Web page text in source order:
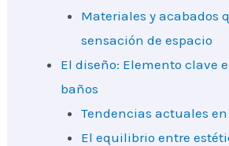
Materiales y acabados
sensación de espacio
El diseño: Elemento clave
baños
Tendencias actuales
El equilibrio entre